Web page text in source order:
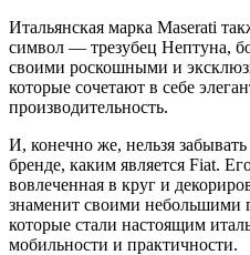
Итальянская марка Maserati
символ — трезубец Нептуна,
своими роскошными и
которые сочетают в себе
производительность.
И, конечно же, нельзя
бренде, каким является Fiat.
вовлеченная в круг и
знаменит своими небольшими
которые стали настоящим
мобильности и практичности.